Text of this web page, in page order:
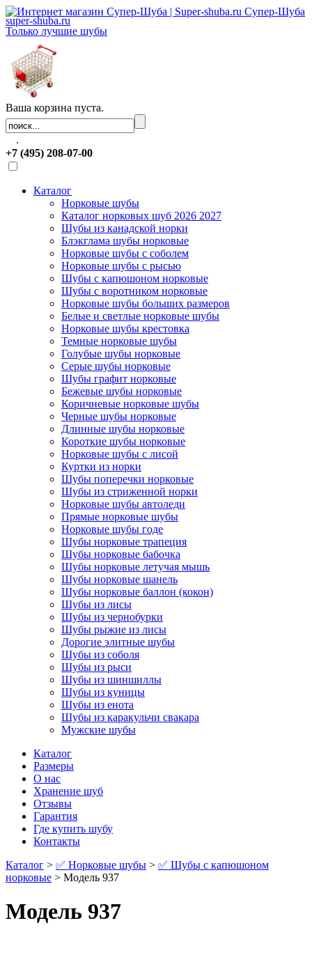
Супер-Шуба
super-shuba.ru
Только лучшие шубы
Ваша корзина пуста.
.
+7 (495) 208-07-00
Каталог
Норковые шубы
Каталог норковых шуб 2026 2027
Шубы из канадской норки
Блэкглама шубы норковые
Норковые шубы с соболем
Норковые шубы с рысью
Шубы с капюшоном норковые
Шубы с воротником норковые
Норковые шубы больших размеров
Белые и светлые норковые шубы
Норковые шубы крестовка
Темные норковые шубы
Голубые шубы норковые
Серые шубы норковые
Шубы графит норковые
Бежевые шубы норковые
Коричневые норковые шубы
Черные шубы норковые
Длинные шубы норковые
Короткие шубы норковые
Норковые шубы с лисой
Куртки из норки
Шубы поперечки норковые
Шубы из стриженной норки
Норковые шубы автоледи
Прямые норковые шубы
Норковые шубы годе
Шубы норковые трапеция
Шубы норковые бабочка
Шубы норковые летучая мышь
Шубы норковые шанель
Шубы норковые баллон (кокон)
Шубы из лисы
Шубы из чернобурки
Шубы рыжие из лисы
Дорогие элитные шубы
Шубы из соболя
Шубы из рыси
Шубы из шиншиллы
Шубы из куницы
Шубы из енота
Шубы из каракульчи свакара
Мужские шубы
Каталог
Размеры
О нас
Хранение шуб
Отзывы
Гарантия
Где купить шубу
Контакты
Каталог > ✅ Норковые шубы > ✅ Шубы с капюшоном
норковые > Модель 937
Модель 937